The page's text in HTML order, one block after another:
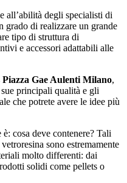
all’abilità degli specialisti di
grado di realizzare un grande
tipo di struttura di
e accessori adattabili alle
Piazza Gae Aulenti Milano,
principali qualità e gli
che potrete avere le idee più
cosa deve contenere? Tali
sono estremamente
molto differenti: dai
solidi come pellets o